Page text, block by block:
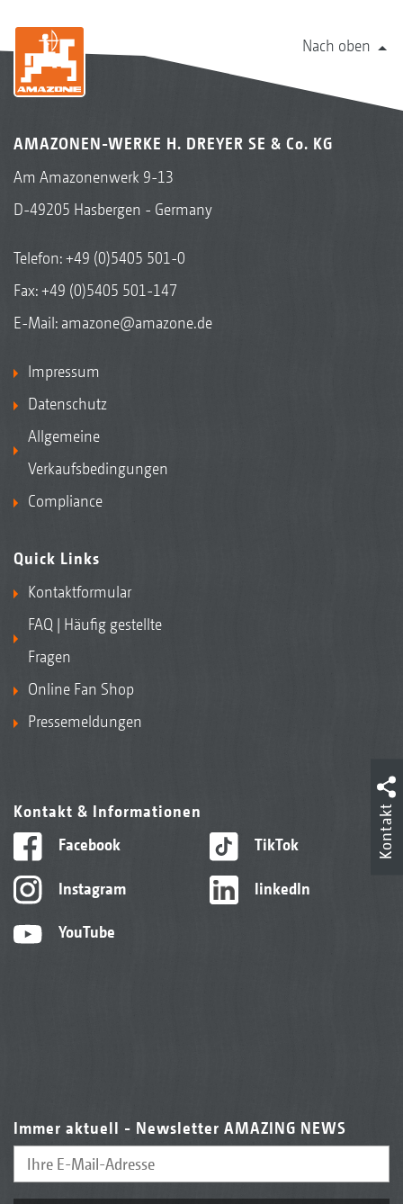
Nach oben
AMAZONEN-WERKE H. DREYER SE & Co. KG
Am Amazonenwerk 9-13
D-49205 Hasbergen - Germany
Telefon:+49 (0)5405 501-0
Fax: +49 (0)5405 501-147
E-Mail: amazone@amazone.de
Impressum
Datenschutz
Allgemeine
Verkaufsbedingungen
Compliance
Quick Links
Kontaktformular
FAQ | Häufig gestellte
Fragen
Online Fan Shop
Pressemeldungen
Kontakt & Informationen
Facebook
Instagram
YouTube
TikTok
linkedIn
Immer aktuell - Newsletter AMAZING NEWS
Kontakt